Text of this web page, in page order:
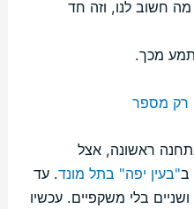
מה חשוב לנו, וזה חד
מכך.
ראשונה, אצל
ב"בעין יפה" בתל מונד. עד
בלי משקפיים. עכשיו